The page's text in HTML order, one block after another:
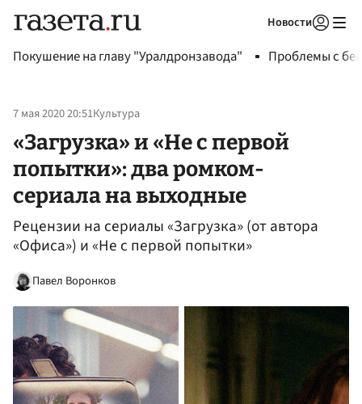
Новости
Покушение на главу "Уралдронзавода" Проблемы с
7 мая 2020 20:51Культура
«Загрузка» и «Не с первой
попытки»: два ромком-
сериала на выходные
Рецензии на сериалы «Загрузка» (от автора
«Офиса») и «Не с первой попытки»
Павел Воронков